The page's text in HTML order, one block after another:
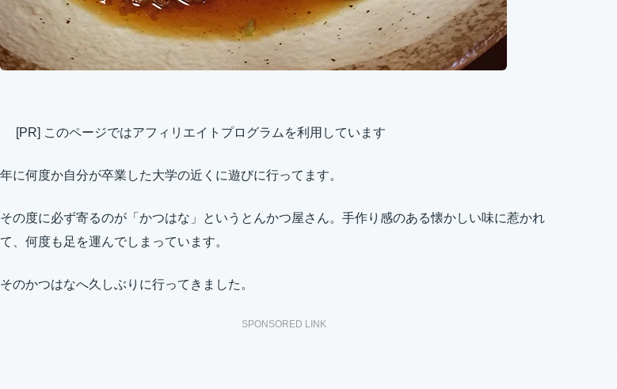
[PR] このページではアフィリエイトプログラムを利用しています
年に何度か自分が卒業した大学の近くに遊びに行ってます。
その度に必ず寄るのが「かつはな」というとんかつ屋さん。手作り感のある懐かしい味に惹かれ
て、何度も足を運んでしまっています。
そのかつはなへ久しぶりに行ってきました。
SPONSORED LINK